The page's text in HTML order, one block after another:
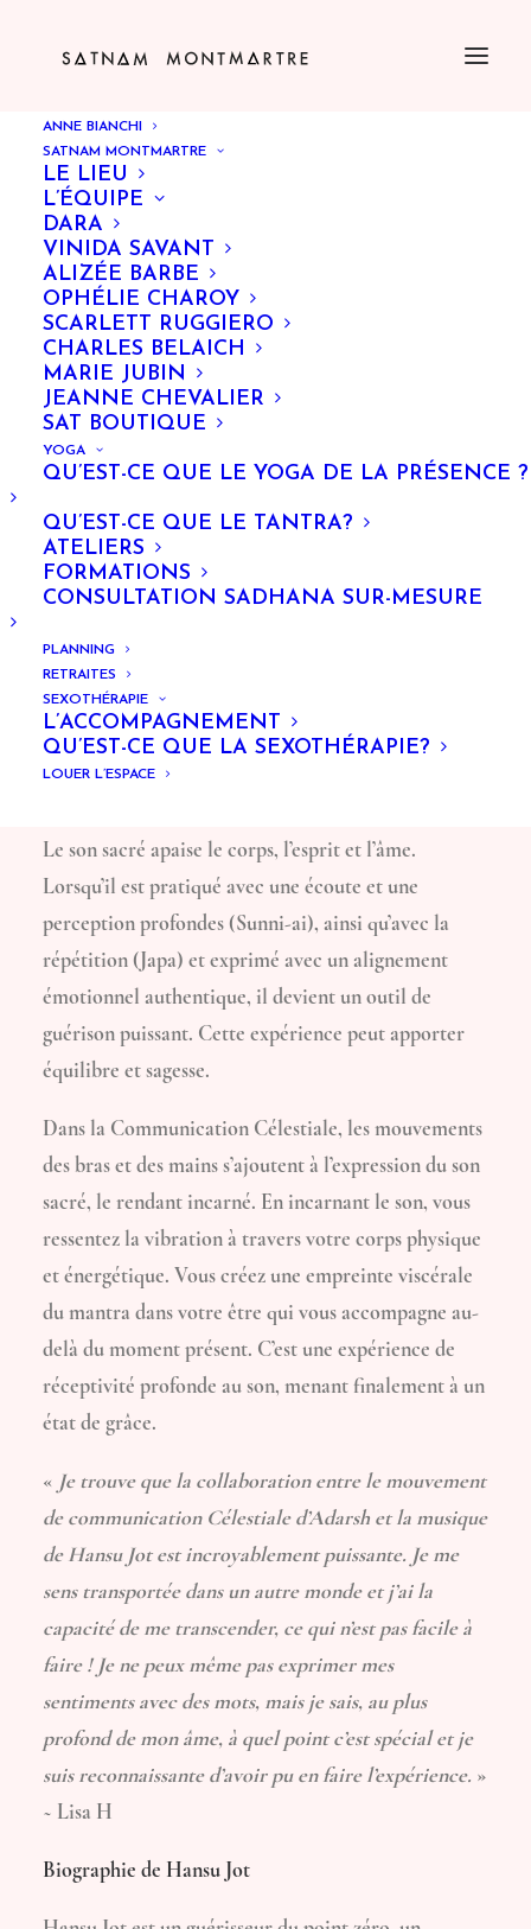
ANNE BIANCHI
SATNAM MONTMARTRE
LE LIEU
L’ÉQUIPE
DARA
VINIDA SAVANT
ALIZÉE BARBE
OPHÉLIE CHAROY
SCARLETT RUGGIERO
CHARLES BELAICH
MARIE JUBIN
JEANNE CHEVALIER
SAT BOUTIQUE
YOGA
QU’EST-CE QUE LE YOGA DE LA PRÉSENCE ?
QU’EST-CE QUE LE TANTRA?
ATELIERS
FORMATIONS
CONSULTATION SADHANA SUR-MESURE
PLANNING
RETRAITES
SEXOTHÉRAPIE
L’ACCOMPAGNEMENT
QU’EST-CE QUE LA SEXOTHÉRAPIE?
LOUER L’ESPACE
Chants & Communication
Célestiale
Le son sacré apaise le corps, l’esprit et l’âme.
Lorsqu’il est pratiqué avec une écoute et une
perception profondes (Sunni-ai), ainsi qu’avec la
répétition (Japa) et exprimé avec un alignement
émotionnel authentique, il devient un outil de
guérison puissant. Cette expérience peut apporter
équilibre et sagesse.
Dans la Communication Célestiale, les mouvements
des bras et des mains s’ajoutent à l’expression du son
sacré, le rendant incarné. En incarnant le son, vous
ressentez la vibration à travers votre corps physique
et énergétique. Vous créez une empreinte viscérale
du mantra dans votre être qui vous accompagne au-
delà du moment présent. C’est une expérience de
réceptivité profonde au son, menant finalement à un
état de grâce.
« Je trouve que la collaboration entre le mouvement
de communication Célestiale d’Adarsh et la musique
de Hansu Jot est incroyablement puissante. Je me
sens transportée dans un autre monde et j’ai la
capacité de me transcender, ce qui n’est pas facile à
faire ! Je ne peux même pas exprimer mes
sentiments avec des mots, mais je sais, au plus
profond de mon âme, à quel point c’est spécial et je
suis reconnaissante d’avoir pu en faire l’expérience. »
~ Lisa H
Biographie de Hansu Jot